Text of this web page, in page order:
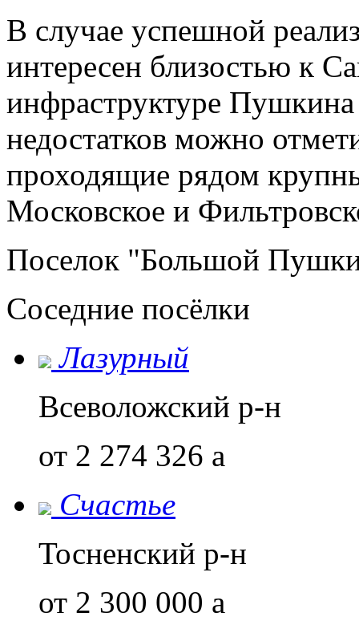
В случае успешной
интересен близостью к
инфраструктуре
недостатков можно
проходящие рядом
Московское и
Поселок "Большой
Соседние посёлки
Лазурный
Всеволожский р-н
от 2 274 326 a
Счастье
Тосненский р-н
от 2 300 000 a